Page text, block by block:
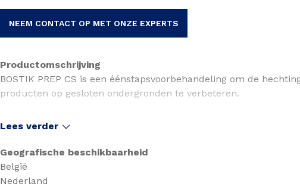
NEEM CONTACT OP MET ONZE EXPERTS
Productomschrijving
BOSTIK PREP CS is een éénstapsvoorbehandeling om de
producten op gesloten ondergronden te verbeteren.
Certificering
Lees verder
Geografische beschikbaarheid
België
Nederland